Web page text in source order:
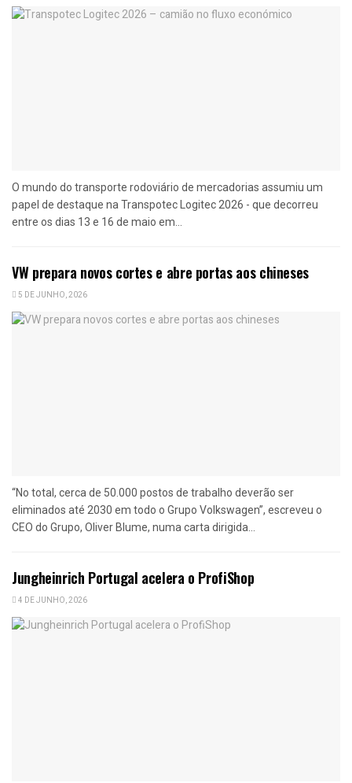
O mundo do transporte rodoviário de mercadorias assumiu um
papel de destaque na Transpotec Logitec 2026 - que decorreu
entre os dias 13 e 16 de maio em...
VW prepara novos cortes e abre portas aos chineses
5 DE JUNHO, 2026
“No total, cerca de 50.000 postos de trabalho deverão ser
eliminados até 2030 em todo o Grupo Volkswagen”, escreveu o
CEO do Grupo, Oliver Blume, numa carta dirigida...
Jungheinrich Portugal acelera o ProfiShop
4 DE JUNHO, 2026